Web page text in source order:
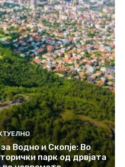
Водно и Скопје: Во
парк од дрвјата